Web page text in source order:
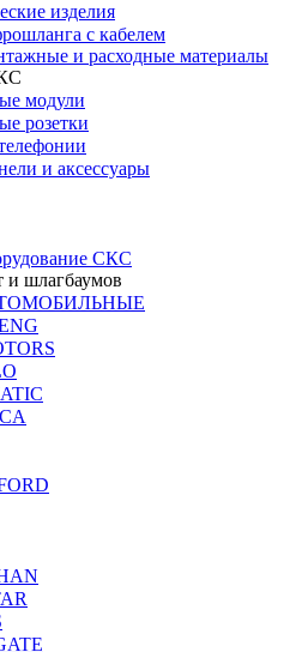
изделия
с кабелем
и расходные материалы
модули
розетки
и аксессуары
СКС
и шлагбаумов